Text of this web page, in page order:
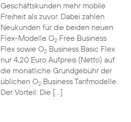
Geschäftskunden mehr mobile
Freiheit als zuvor. Dabei zahlen
Neukunden für die beiden neuen
Flex-Modelle O2Free Business
Flex sowie O2Business Basic Flex
nur 4,20 Euro Aufpreis (Netto) auf
die monatliche Grundgebühr der
üblichen O2Business Tarifmodelle.
Der Vorteil: Die […]